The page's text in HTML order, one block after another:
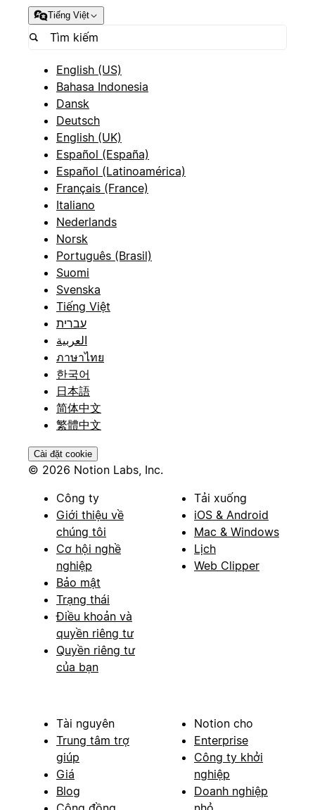
Tiếng Việt
English (US)
Bahasa Indonesia
Dansk
Deutsch
English (UK)
Español (España)
Español (Latinoamérica)
Français (France)
Italiano
Nederlands
Norsk
Português (Brasil)
Suomi
Svenska
Tiếng Việt
עברית
العربية
ภาษาไทย
한국어
日本語
简体中文
繁體中文
Cài đặt cookie
© 2026 Notion Labs, Inc.
Công ty
Giới thiệu về
chúng tôi
Cơ hội nghề
nghiệp
Bảo mật
Trạng thái
Điều khoản và
quyền riêng tư
Quyền riêng tư
của bạn
Tải xuống
iOS & Android
Mac & Windows
Lịch
Web Clipper
Tài nguyên
Trung tâm trợ
giúp
Giá
Blog
Notion cho
Enterprise
Công ty khởi
nghiệp
Doanh nghiệp